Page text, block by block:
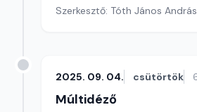
Szerkesztő: Tóth János András
2025. 09. 04. csütörtök
Múltidéző